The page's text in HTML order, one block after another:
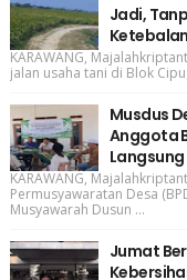
Jadi,
KARAWANG,
jalan usaha tani di Blok
Musdus
Anggota
KARAWANG,
Permusyawaratan Desa
Musyawarah Dusun ...
Jumat